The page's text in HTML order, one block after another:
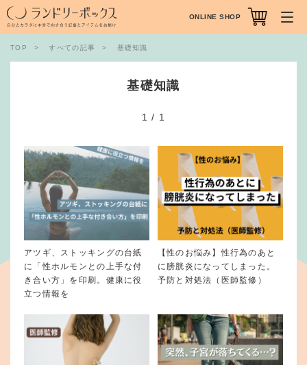
TOP すべての記事 基礎知識
基礎知識
1 / 1
アツギ、ストッキングの台紙
に「性ホルモンとの上手な付
き合い方」を印刷。健康に役
立つ情報を
【性のお悩み】性行為のあと
に膀胱炎になってしまった。
予防と対処法（医師監修）
ONLINE SHOP